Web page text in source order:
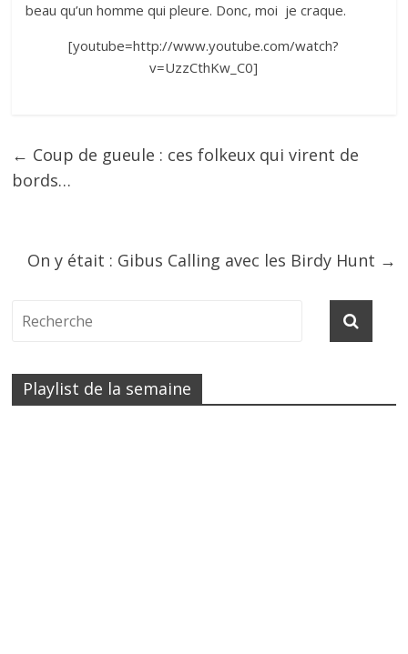
beau qu’un homme qui pleure. Donc, moi je craque.
[youtube=http://www.youtube.com/watch?
v=UzzCthKw_C0]
← Coup de gueule : ces folkeux qui virent de
bords…
On y était : Gibus Calling avec les Birdy Hunt →
Playlist de la semaine